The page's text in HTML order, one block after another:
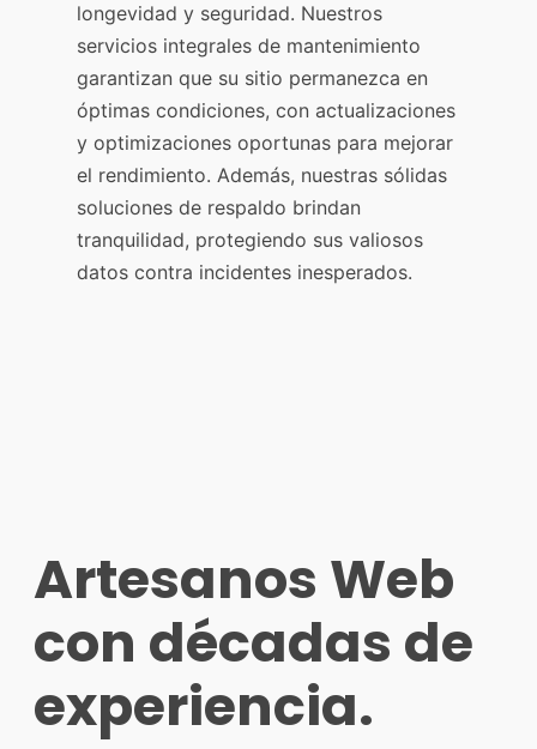
longevidad y seguridad. Nuestros
servicios integrales de mantenimiento
garantizan que su sitio permanezca en
óptimas condiciones, con actualizaciones
y optimizaciones oportunas para mejorar
el rendimiento. Además, nuestras sólidas
soluciones de respaldo brindan
tranquilidad, protegiendo sus valiosos
datos contra incidentes inesperados.
Artesanos Web
con décadas de
experiencia.